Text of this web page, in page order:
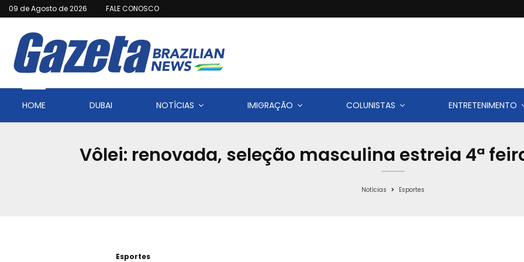
09 de Agosto de 2026 FALE CONOSCO
HOME DUBAI NOTÍCIAS IMIGRAÇÃO COLUNISTAS ENTRETENIMENTO
Vôlei: renovada, seleção masculina estreia 4ª
Notícias Esportes
Esportes